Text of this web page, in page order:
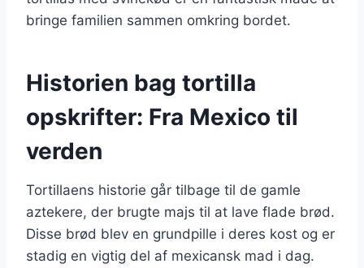
bringe familien sammen omkring bordet.
Historien bag tortilla
opskrifter: Fra Mexico til
verden
Tortillaens historie går tilbage til de gamle
aztekere, der brugte majs til at lave flade brød.
Disse brød blev en grundpille i deres kost og er
stadig en vigtig del af mexicansk mad i dag.